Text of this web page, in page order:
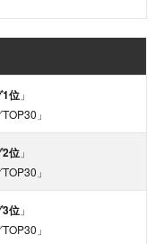
1位」
」
2位」
」
3位」
」